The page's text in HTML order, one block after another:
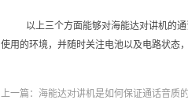
以上三个方面能够对海能达对讲机的
使用的环境，并随时关注电池以及电路状态
上一篇： 海能达对讲机是如何保证通话音质